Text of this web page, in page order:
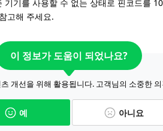
기기를 사용할 수 없는 상태로 핀코드를
고해 주세요.
이 정보가 도움이 되었나요?
개선을 위해 활용됩니다. 고객님의 소중한
예 아니요